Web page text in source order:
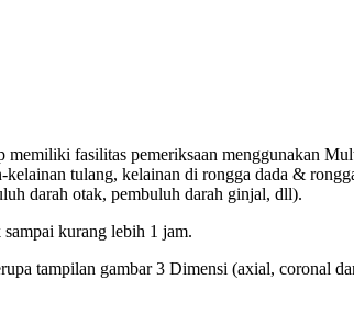
fasilitas pemeriksaan menggunakan
tulang, kelainan di rongga dada &
darah otak, pembuluh darah ginjal, dll).
kurang lebih 1 jam.
tampilan gambar 3 Dimensi (axial, coronal